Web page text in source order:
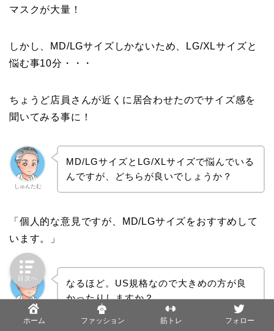
マスクが大量！
しかし、
MD/LGサイズしかないため、LG/XLサイズと
悩む事10分・・・
ちょうど店員さんが近くに居合わせたのでサイズ感を
聞いてみる事に！
しゅんたむ
MD/LGサイズとLG/XLサイズで悩んでいる
んですが、どちらが良いでしょうか？
「個人的な意見ですが、 MD/LGサイズをおすすめして
います。」
しゅんたむ
なるほど。US規格なので大きめの方が良
かったりしますか？
ホーム ファッション 筋トレ フォロー
目次へ